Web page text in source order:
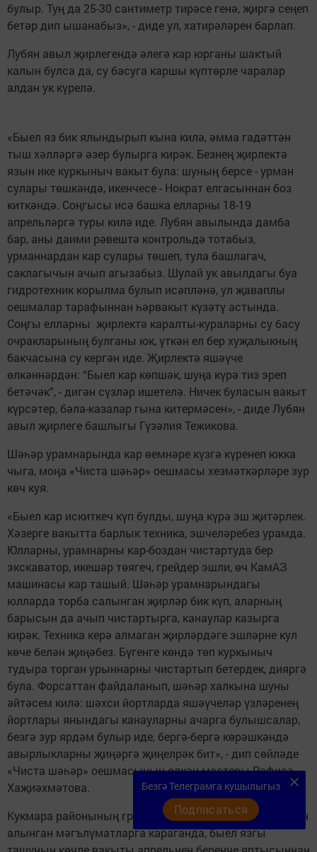
булыр. Туң да 25-30 сантиметр тирәсе генә, җиргә сеңеп
бетәр дип ышанабыз», - диде ул, хатирәләрен барлап.
Лубян авыл җирлегендә әлегә кар юрганы шактый
калын булса да, су басуга каршы күптөрле чаралар
алдан ук күрелә.
«Быел яз бик ялындырып кына килә, әмма гадәттән
тыш хәлләргә әзер булырга кирәк. Безнең җирлектә
язын ике куркыныч вакыт була: шуның берсе - урман
сулары төшкәндә, икенчесе - Нократ елгасыннан боз
киткәндә. Соңгысы исә башка елларны 18-19
апрельләргә туры килә иде. Лубян авылында дамба
бар, аны даими рәвештә контрольдә тотабыз,
урманнардан кар сулары төшеп, тула башлагач,
саклагычын ачып агызабыз. Шулай ук авылдагы буа
гидротехник корылма булып исәпләнә, ул җаваплы
оешмалар тарафыннан һәрвакыт күзәтү астында.
Соңгы елларны җирлектә каралты-кураларны су басу
очракларының булганы юк, үткән ел бер хуҗалыкның
бакчасына су кергән иде. Җирлектә яшәүче
өлкәннәрдән: “Быел кар көпшәк, шуңа күрә тиз эреп
бетәчәк”, - дигән сүзләр ишетелә. Ничек буласын вакыт
күрсәтер, бәла-казалар гына китермәсен», - диде Лубян
авыл җирлеге башлыгы Гүзәлия Тежикова.
Шәһәр урамнарында кар өемнәре күзгә күренеп юкка
чыга, моңа «Чиста шәһәр» оешмасы хезмәткәрләре зур
көч куя.
«Быел кар искиткеч күп булды, шуңа күрә эш җитәрлек.
Хәзерге вакытта барлык техника, эшчеләребез урамда.
Юлларны, урамнарны кар-боздан чистартуда бер
экскаватор, икешәр төягеч, грейдер эшли, өч КамАЗ
машинасы кар ташый. Шәһәр урамнарындагы
юлларда торба салынган җирләр бик күп, аларның
барысын да ачып чистартырга, канаулар казырга
кирәк. Техника керә алмаган җирләрдәге эшләрне кул
көче белән җиңәбез. Бүгенге көндә төп куркыныч
тудыра торган урыннарны чистартып бетердек, дияргә
була. Форсаттан файдаланып, шәһәр халкына шуны
әйтәсем килә: шәхси йортларда яшәүчеләр үзләренең
йортлары янындагы канауларны ачарга булышсалар,
безгә зур ярдәм булыр иде, бергә-бергә көрәшкәндә
авырлыкларны җиңәргә җиңелрәк бит», - дип сөйләде
«Чиста шәһәр» оешмасының өлкән мастеры Рафисә
Хаҗиәхмәтова.
Кукмара районының гражданнарны яклау идарәсеннән
алынган мәгълүматларга караганда, быел язгы
Безгә Телеграмга кушылыгыз
Подписаться